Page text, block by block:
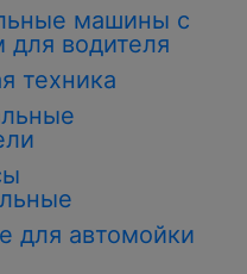
машины с
для водителя
техника
для автомойки